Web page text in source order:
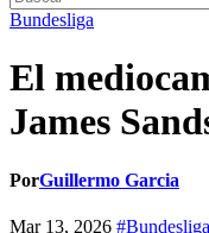
Bundesliga
El
James
PorGuillermo Garcia
Mar 13, 2026 #Bundesliga